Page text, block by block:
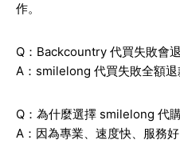
作。
Q：Backcountry 代買失敗會
A：smilelong 代買失敗全額退
Q：為什麼選擇 smilelong 代
A：因為專業、速度快、服務